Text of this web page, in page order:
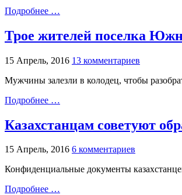
Подробнее …
Трое жителей поселка
15 Апрель, 2016 13 комментариев
Мужчины залезли в колодец, чтобы
Подробнее …
Казахстанцам советуют
15 Апрель, 2016 6 комментариев
Конфиденциальные документы
Подробнее …